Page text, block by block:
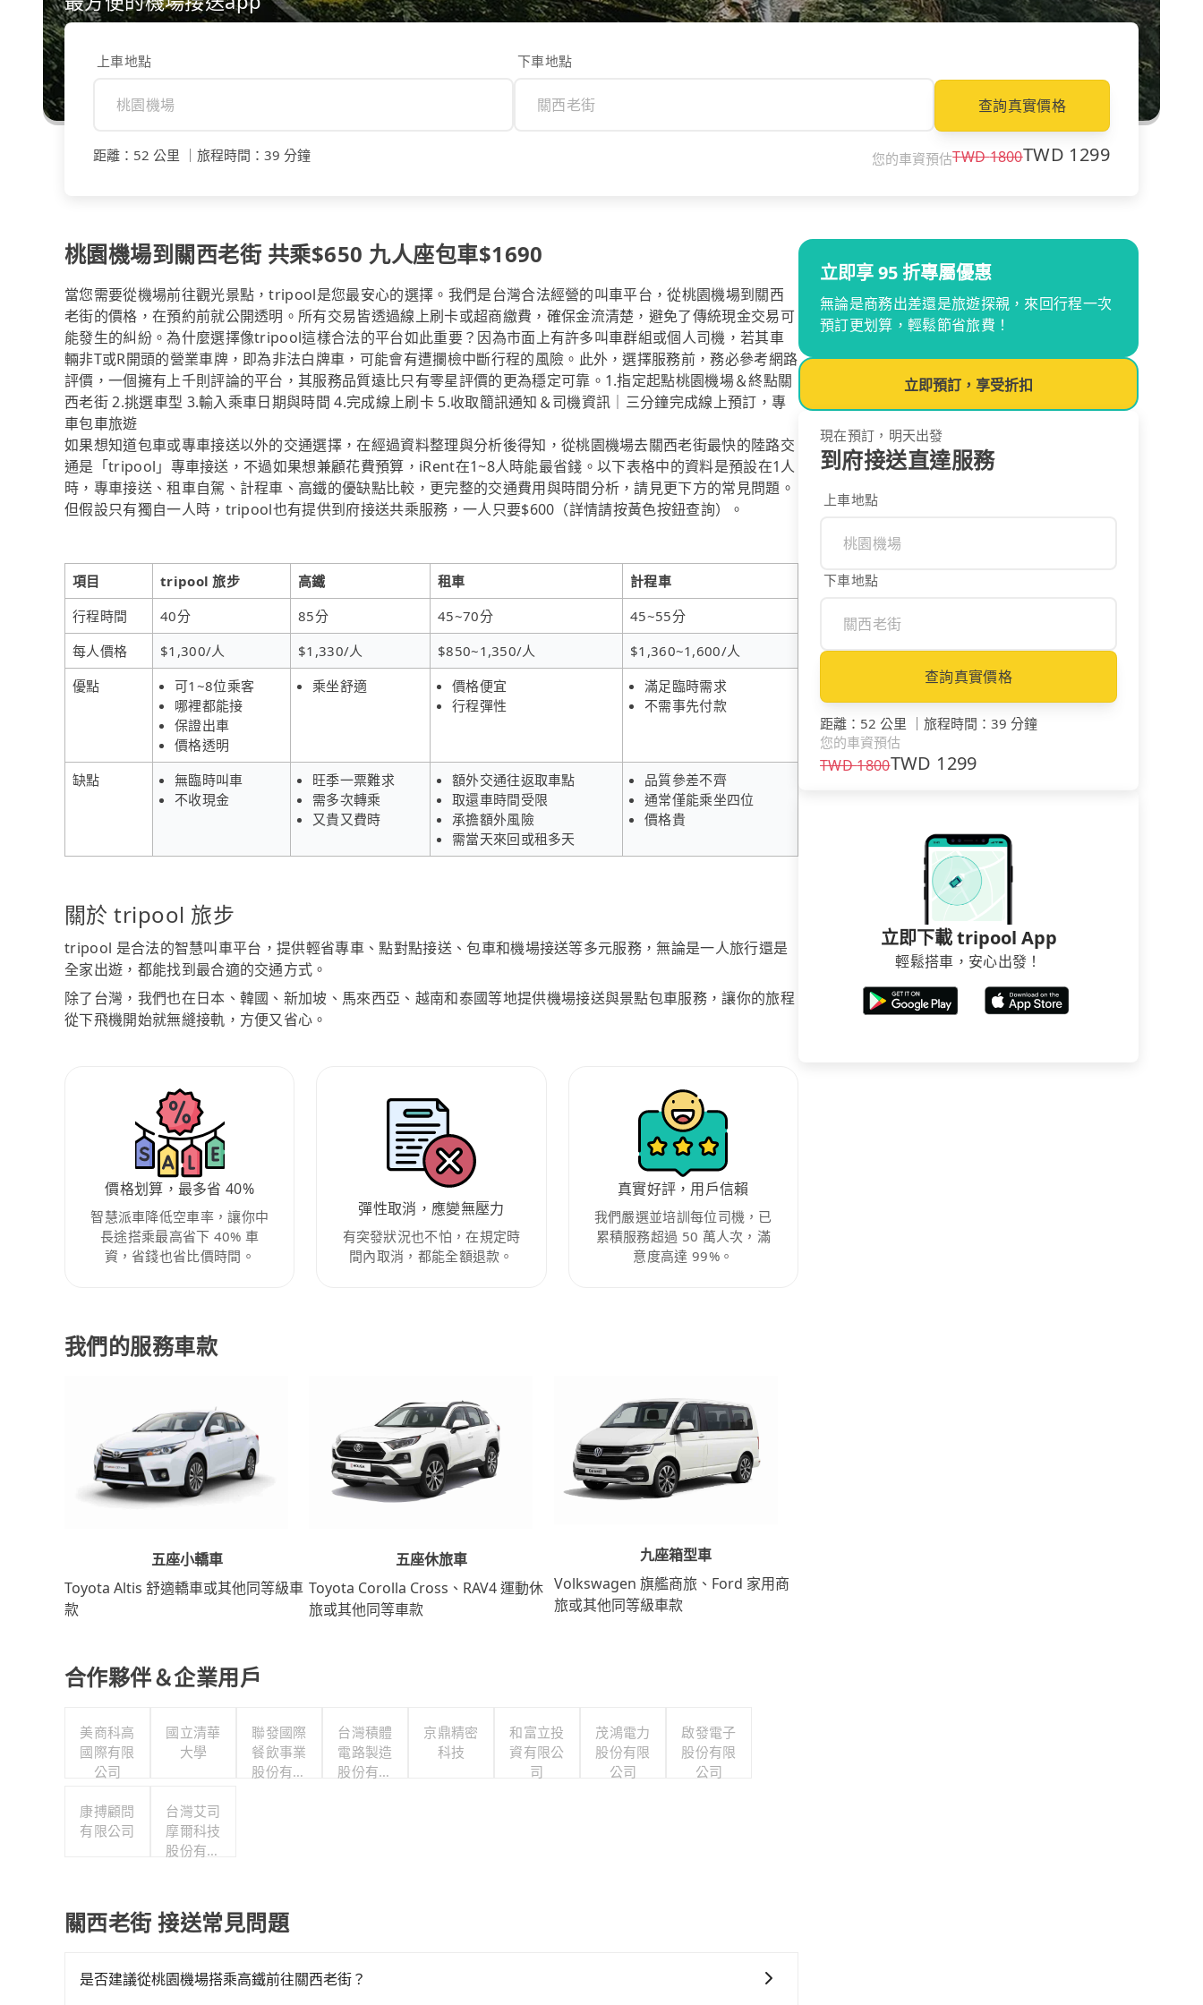
上車地點 下車地點
查詢真實價格
距離 ： 52 公里 旅程時間 ： 39 分鐘 您的車資預估TWD1800TWD 1299
桃園機場到關西老街 共乘$650 九人座包車$1690
當您需要從機場前往觀光景點，tripool是您最安心的選擇。我們是台灣合法經營的叫車平台，從桃園機場到關西
老街的價格，在預約前就公開透明。所有交易皆透過線上刷卡或超商繳費，確保金流清楚，避免了傳統現金交易可
能發生的糾紛。為什麼選擇像tripool這樣合法的平台如此重要？因為市面上有許多叫車群組或個人司機，若其車
輛非T或R開頭的營業車牌，即為非法白牌車，可能會有遭攔檢中斷行程的風險。此外，選擇服務前，務必參考網路
評價，一個擁有上千則評論的平台，其服務品質遠比只有零星評價的更為穩定可靠。1.指定起點桃園機場＆終點關
西老街 2.挑選車型 3.輸入乘車日期與時間 4.完成線上刷卡 5.收取簡訊通知＆司機資訊｜三分鐘完成線上預訂，專
車包車旅遊
如果想知道包車或專車接送以外的交通選擇，在經過資料整理與分析後得知，從桃園機場去關西老街最快的陸路交
通是「tripool」專車接送，不過如果想兼顧花費預算，iRent在1~8人時能最省錢。以下表格中的資料是預設在1人
時，專車接送、租車自駕、計程車、高鐵的優缺點比較，更完整的交通費用與時間分析，請見更下方的常見問題。
但假設只有獨自一人時，tripool也有提供到府接送共乘服務，一人只要$600（詳情請按黃色按鈕查詢）。
項目 tripool 旅步 高鐵 租車
計程車
行程時間
40分 85分 45~70分
45~55分
每人價格
$1,300/人 $1,330/人 $850~1,350/人
$1,360~1,600/人
優點
可1~8位乘客
哪裡都能接
保證出車
價格透明
乘坐舒適
價格便宜
行程彈性
滿足臨時需求
不需事先付款
缺點
無臨時叫車
不收現金
旺季一票難求
需多次轉乘
又貴又費時
額外交通往返取車點
取還車時間受限
承擔額外風險
需當天來回或租多天
品質參差不齊
通常僅能乘坐四位
價格貴
關於 tripool 旅步
tripool 是合法的智慧叫車平台，提供輕省專車、點對點接送、包車和機場接送等多元服務，無論是一人旅行還是
全家出遊，都能找到最合適的交通方式。
除了台灣，我們也在日本、韓國、新加坡、馬來西亞、越南和泰國等地提供機場接送與景點包車服務，讓你的旅程
從下飛機開始就無縫接軌，方便又省心。
價格划算，最多省 40%
智慧派車降低空車率，讓你中
長途搭乘最高省下 40% 車
資，省錢也省比價時間。
彈性取消，應變無壓力
有突發狀況也不怕，在規定時
間內取消，都能全額退款。
真實好評，用戶信賴
我們嚴選並培訓每位司機，已
累積服務超過 50 萬人次，滿
意度高達 99%。
我們的服務車款
五座小轎車
Toyota Altis 舒適轎車或其他同等級車
款
五座休旅車
Toyota Corolla Cross、RAV4 運動休
旅或其他同等車款
九座箱型車
Volkswagen 旗艦商旅、Ford 家用商
旅或其他同等級車款
合作夥伴＆企業用戶
美商科高
國際有限
公司
國立清華
大學
聯發國際
餐飲事業
股份有限
台灣積體
電路製造
股份有限
京鼎精密
科技
和富立投
資有限公
司
茂鴻電力
股份有限
公司
啟發電子
股份有限
公司
康搏顧問
有限公司
台灣艾司
摩爾科技
股份有限
關西老街 接送常見問題
是否建議從桃園機場搭乘高鐵前往關西老街？
立即享 95 折專屬優惠
無論是商務出差還是旅遊探親，來回行程一次
預訂更划算，輕鬆節省旅費！
立即預訂，享受折扣
現在預訂，明天出發
到府接送直達服務
上車地點
下車地點
查詢真實價格
距離 ： 52 公里 ｜ 旅程時間 ： 39 分鐘
您的車資預估
TWD1800TWD 1299
立即下載 tripool App
輕鬆搭車，安心出發！